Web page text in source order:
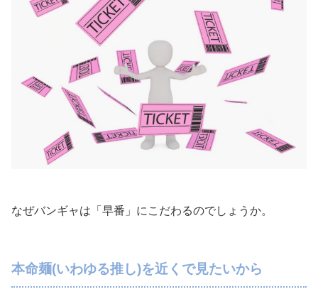
なぜバンギャは「早番」にこだわるのでしょうか。
本命麺(いわゆる推し)を近くで見たいから